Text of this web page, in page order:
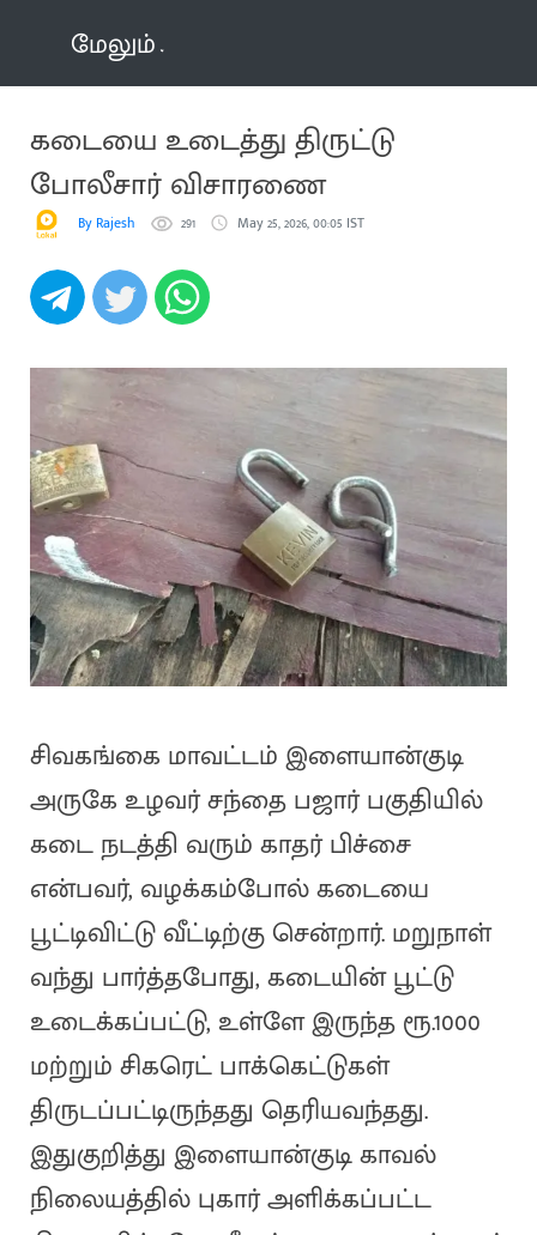
மேலும்
கடையை உடைத்து திருட்டு
போலீசார் விசாரணை
By Rajesh 291 May 25, 2026, 00:05 IST
சிவகங்கை மாவட்டம் இளையான்குடி
அருகே உழவர் சந்தை பஜார் பகுதியில்
கடை நடத்தி வரும் காதர் பிச்சை
என்பவர், வழக்கம்போல் கடையை
பூட்டிவிட்டு வீட்டிற்கு சென்றார். மறுநாள்
வந்து பார்த்தபோது, கடையின் பூட்டு
உடைக்கப்பட்டு, உள்ளே இருந்த ரூ.1000
மற்றும் சிகரெட் பாக்கெட்டுகள்
திருடப்பட்டிருந்தது தெரியவந்தது.
இதுகுறித்து இளையான்குடி காவல்
நிலையத்தில் புகார் அளிக்கப்பட்ட